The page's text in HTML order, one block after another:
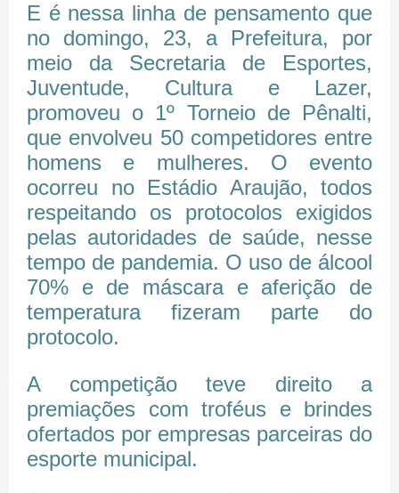
E é nessa linha de pensamento que
no domingo, 23, a Prefeitura, por
meio da Secretaria de Esportes,
Juventude, Cultura e Lazer,
promoveu o 1º Torneio de Pênalti,
que envolveu 50 competidores entre
homens e mulheres. O evento
ocorreu no Estádio Araujão, todos
respeitando os protocolos exigidos
pelas autoridades de saúde, nesse
tempo de pandemia. O uso de álcool
70% e de máscara e aferição de
temperatura fizeram parte do
protocolo.
A competição teve direito a
premiações com troféus e brindes
ofertados por empresas parceiras do
esporte municipal.